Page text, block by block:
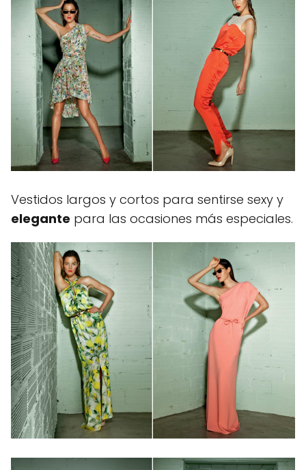
Vestidos largos y cortos para sentirse sexy y
elegante para las ocasiones más especiales.